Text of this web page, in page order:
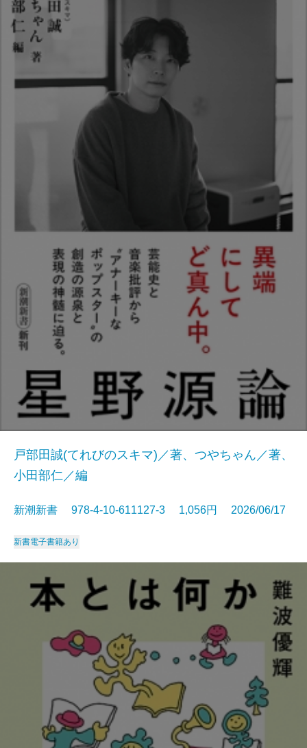
戸部田誠(てれびのスキマ)／著、つやちゃん／著、
小田部仁／編
新潮新書 978-4-10-611127-3 1,056円 2026/06/17
新書電子書籍あり